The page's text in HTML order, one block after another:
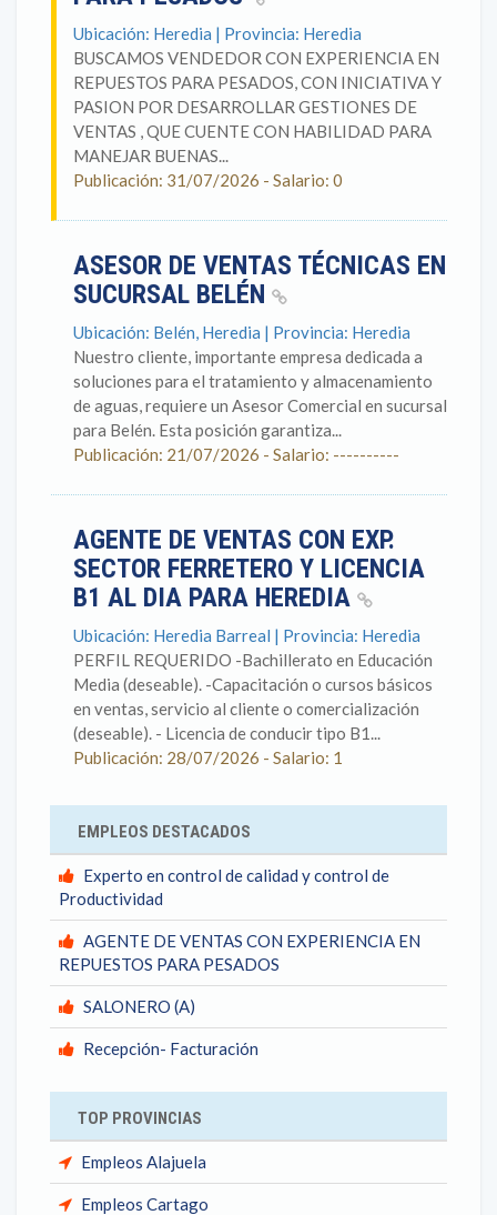
Ubicación: Heredia | Provincia: Heredia
BUSCAMOS VENDEDOR CON EXPERIENCIA EN
REPUESTOS PARA PESADOS, CON INICIATIVA Y
PASION POR DESARROLLAR GESTIONES DE
VENTAS , QUE CUENTE CON HABILIDAD PARA
MANEJAR BUENAS...
Publicación: 31/07/2026 - Salario: 0
ASESOR DE VENTAS TÉCNICAS EN
SUCURSAL BELÉN
Ubicación: Belén, Heredia | Provincia: Heredia
Nuestro cliente, importante empresa dedicada a
soluciones para el tratamiento y almacenamiento
de aguas, requiere un Asesor Comercial en sucursal
para Belén. Esta posición garantiza...
Publicación: 21/07/2026 - Salario: ----------
AGENTE DE VENTAS CON EXP.
SECTOR FERRETERO Y LICENCIA
B1 AL DIA PARA HEREDIA
Ubicación: Heredia Barreal | Provincia: Heredia
PERFIL REQUERIDO -Bachillerato en Educación
Media (deseable). -Capacitación o cursos básicos
en ventas, servicio al cliente o comercialización
(deseable). - Licencia de conducir tipo B1...
Publicación: 28/07/2026 - Salario: 1
EMPLEOS DESTACADOS
Experto en control de calidad y control de
Productividad
AGENTE DE VENTAS CON EXPERIENCIA EN
REPUESTOS PARA PESADOS
SALONERO (A)
Recepción- Facturación
TOP PROVINCIAS
Empleos Alajuela
Empleos Cartago